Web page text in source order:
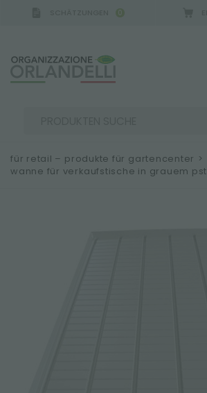
0
für retail – produkte für gartencenter >
wanne für verkaufstische in grauem pst